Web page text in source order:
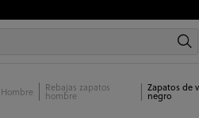
Hombre Rebajas zapatos
hombre
Zapatos de
negro